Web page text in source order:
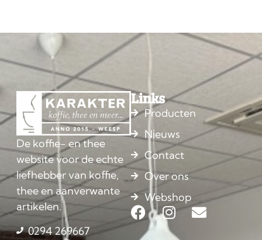
De koffie- en thee
website voor de echte
liefhebber van koffie,
thee en aanverwante
artikelen.
0294 269667
Links
Producten
Nieuws
Contact
Over ons
Webshop